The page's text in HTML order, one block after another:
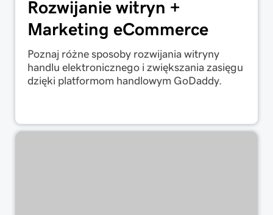
Rozwijanie witryn +
Marketing eCommerce
Poznaj różne sposoby rozwijania witryny
handlu elektronicznego i zwiększania zasięgu
dzięki platformom handlowym GoDaddy.